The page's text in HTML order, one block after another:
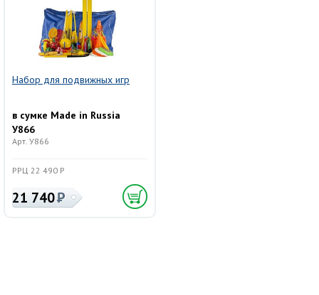
Набор для подвижных игр
в сумке Made in Russia
У866
Арт. У866
РРЦ 22 490 Р
21 740